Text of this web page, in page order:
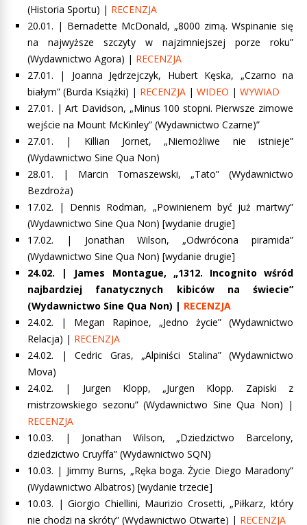
(Historia Sportu) | RECENZJA
20.01. | Bernadette McDonald, „8000 zimą. Wspinanie się
na najwyższe szczyty w najzimniejszej porze roku”
(Wydawnictwo Agora) | RECENZJA
27.01. | Joanna Jędrzejczyk, Hubert Kęska, „Czarno na
białym” (Burda Książki) | RECENZJA | WIDEO | WYWIAD
27.01. | Art Davidson, „Minus 100 stopni. Pierwsze zimowe
wejście na Mount McKinley” (Wydawnictwo Czarne)”
27.01. | Killian Jornet, „Niemożliwe nie istnieje”
(Wydawnictwo Sine Qua Non)
28.01. | Marcin Tomaszewski, „Tato” (Wydawnictwo
Bezdroża)
17.02. | Dennis Rodman, „Powinienem być już martwy”
(Wydawnictwo Sine Qua Non) [wydanie drugie]
17.02. | Jonathan Wilson, „Odwrócona piramida”
(Wydawnictwo Sine Qua Non) [wydanie drugie]
24.02. | James Montague, „1312. Incognito wśród
najbardziej fanatycznych kibiców na świecie”
(Wydawnictwo Sine Qua Non) | RECENZJA
24.02. | Megan Rapinoe, „Jedno życie” (Wydawnictwo
Relacja) | RECENZJA
24.02. | Cedric Gras, „Alpiniści Stalina” (Wydawnictwo
Mova)
24.02. | Jurgen Klopp, „Jurgen Klopp. Zapiski z
mistrzowskiego sezonu” (Wydawnictwo Sine Qua Non) |
RECENZJA
10.03. | Jonathan Wilson, „Dziedzictwo Barcelony,
dziedzictwo Cruyffa” (Wydawnictwo SQN)
10.03. | Jimmy Burns, „Ręka boga. Życie Diego Maradony”
(Wydawnictwo Albatros) [wydanie trzecie]
10.03. |Giorgio Chiellini, Maurizio Crosetti, „Piłkarz, który
nie chodzi na skróty” (Wydawnictwo Otwarte) | RECENZJA